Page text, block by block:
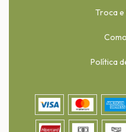
Troca e
Política